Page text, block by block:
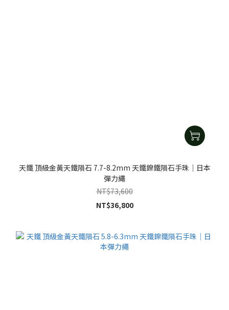
天鐵 頂級金黃天鐵隕石 7.7-8.2mm 天鐵鎳鐵隕石手珠｜日本
彈力繩
NT$73,600
NT$36,800